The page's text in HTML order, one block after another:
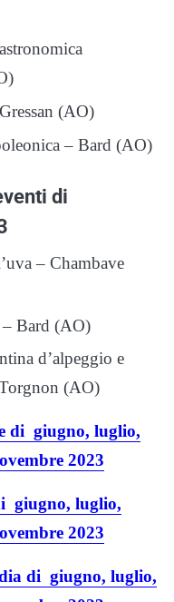
(AO)
– Bard (AO)
di
– Chambave
– Bard (AO)
d’alpeggio e
(AO)
di giugno, luglio,
2023
giugno, luglio,
2023
di giugno, luglio,